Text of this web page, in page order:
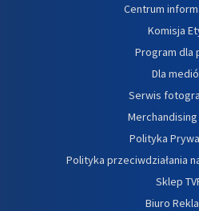
Centrum
Komisja
Program dla
Dla
Serwis
Merchandising
Polityka
Polityka przeciwdziałania
Sklep
Biuro